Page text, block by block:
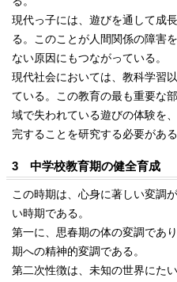
現代っ子には、遊びを通して成
る。このことが人間関係の障害
ない原因にもつながっている。
現代社会においては、教科学習
ている。この教育の最も重要な
域で失われている遊びの体験を
完することを研究する必要がある
3 中学校教育期の健全育成
この時期は、心身に著しい変調
い時期である。
第一に、思春期の体の変調であ
期への精神的変調である。
第二次性徴は、未知の世界にた